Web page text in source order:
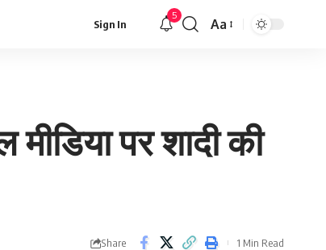
Sign In
5
Font
Aa
पर शादी की
Share 1 Min Read